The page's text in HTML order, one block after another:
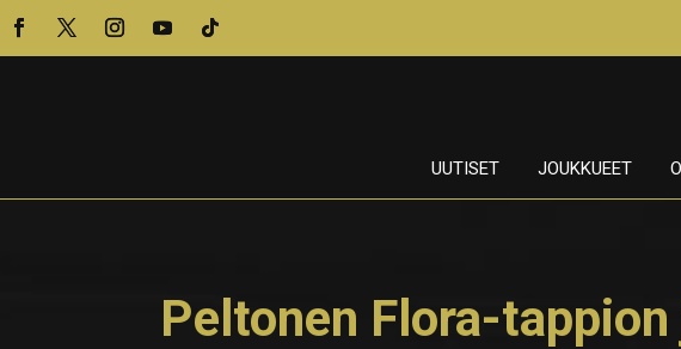
UUTISET JOUKKUEET
Peltonen Flora-